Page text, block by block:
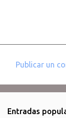
Publicar un
Entradas